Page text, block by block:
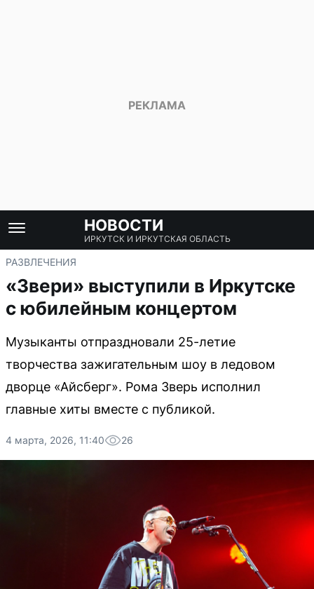
НОВОСТИ
ИРКУТСК И ИРКУТСКАЯ ОБЛАСТЬ
РАЗВЛЕЧЕНИЯ
«Звери» выступили в Иркутске
с юбилейным концертом
Музыканты отпраздновали 25-летие
творчества зажигательным шоу в ледовом
дворце «Айсберг». Рома Зверь исполнил
главные хиты вместе с публикой.
4 марта, 2026, 11:40 26